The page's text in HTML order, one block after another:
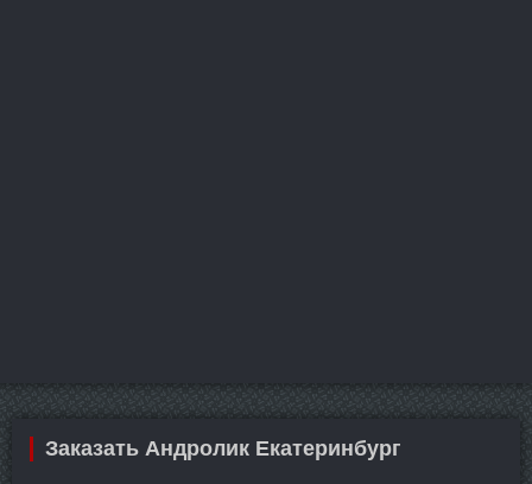
Заказать Андролик Екатеринбург